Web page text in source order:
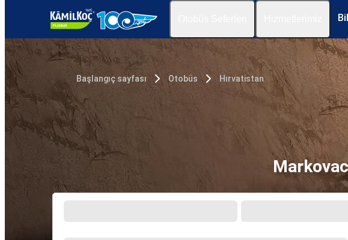
Başlangıç sayfası Otobüs Hırvatistan